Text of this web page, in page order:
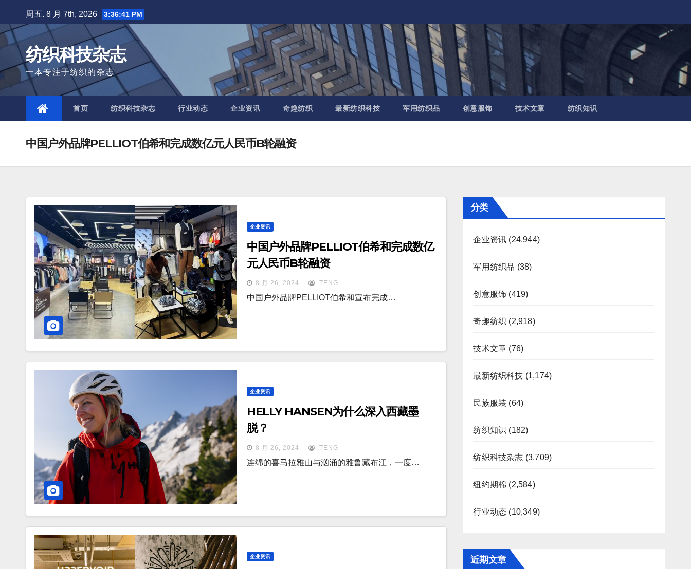
to
content
周五. 8 月 7th, 2026 3:36:42 PM
纺织科技杂志
一本专注于纺织的杂志
首页 纺织科技杂志 行业动态 企业资讯 奇趣纺织 最新纺织科技 军用纺织品 创意服饰 技术文章 纺织知识
中国户外品牌PELLIOT伯希和完成数亿元人民币B轮融资
企业资讯
中国户外品牌PELLIOT伯希和完成数亿
元人民币B轮融资
8 月 26, 2024 TENG
中国户外品牌PELLIOT伯希和宣布完成…
企业资讯
HELLY HANSEN为什么深入西藏墨
脱？
8 月 26, 2024 TENG
连绵的喜马拉雅山与汹涌的雅鲁藏布江，一度…
企业资讯
分类
企业资讯 (24,944)
军用纺织品 (38)
创意服饰 (419)
奇趣纺织 (2,918)
技术文章 (76)
最新纺织科技 (1,174)
民族服装 (64)
纺织知识 (182)
纺织科技杂志 (3,709)
纽约期棉 (2,584)
行业动态 (10,349)
近期文章